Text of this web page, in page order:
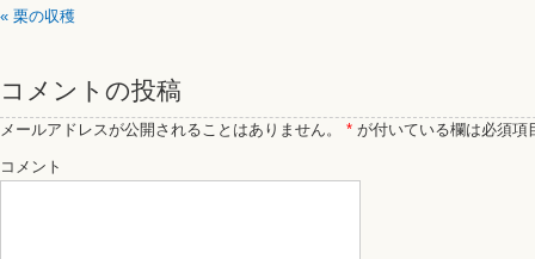
« 栗の収穫
コメントの投稿
メールアドレスが公開されることはありません。 * が付いている欄は必須項
コメント